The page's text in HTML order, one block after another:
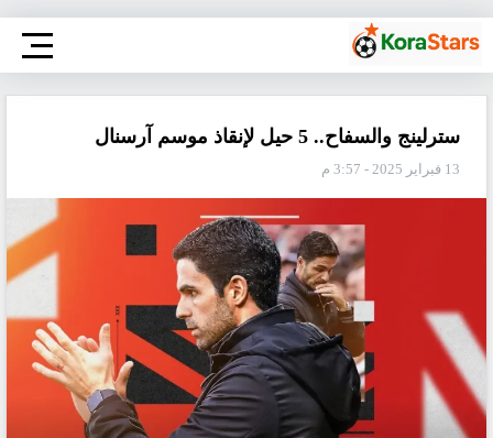
سترلينج والسفاح.. 5 حيل لإنقاذ موسم آرسنال
13 فبراير 2025 - 3:57 م